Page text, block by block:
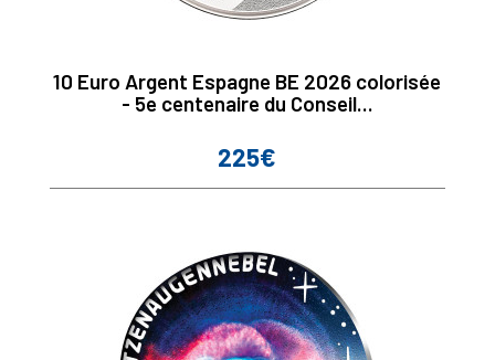
10 Euro Argent Espagne BE 2026 colorisée
- 5e centenaire du Conseil...
Prix
225€